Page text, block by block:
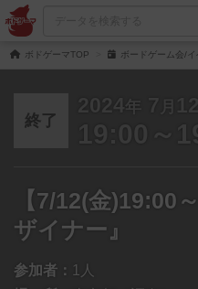
ボドゲーマTOP ボードゲーム会/イ
終了
2024年 7 月 12
19:00～
【7/12(金)19:00
ザイナー』
参加者： 1人